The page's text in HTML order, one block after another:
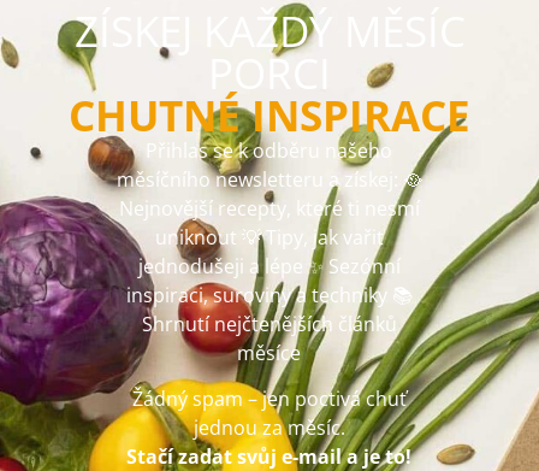
ZÍSKEJ KAŽDÝ MĚSÍC
PORCI
CHUTNÉ INSPIRACE
Přihlas se k odběru našeho
měsíčního newsletteru a získej: 🥘
Nejnovější recepty, které ti nesmí
uniknout 💡 Tipy, jak vařit
jednodušeji a lépe ✨ Sezónní
inspiraci, suroviny a techniky 📚
Shrnutí nejčtenějších článků
měsíce
Žádný spam – jen poctivá chuť
jednou za měsíc.
Stačí zadat svůj e-mail a je to!